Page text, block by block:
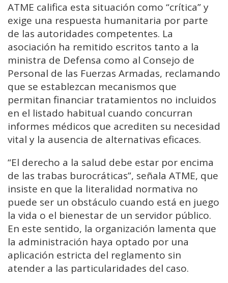
ATME califica esta situación como “crítica” y
exige una respuesta humanitaria por parte
de las autoridades competentes. La
asociación ha remitido escritos tanto a la
ministra de Defensa como al Consejo de
Personal de las Fuerzas Armadas, reclamando
que se establezcan mecanismos que
permitan financiar tratamientos no incluidos
en el listado habitual cuando concurran
informes médicos que acrediten su necesidad
vital y la ausencia de alternativas eficaces.
“El derecho a la salud debe estar por encima
de las trabas burocráticas”, señala ATME, que
insiste en que la literalidad normativa no
puede ser un obstáculo cuando está en juego
la vida o el bienestar de un servidor público.
En este sentido, la organización lamenta que
la administración haya optado por una
aplicación estricta del reglamento sin
atender a las particularidades del caso.